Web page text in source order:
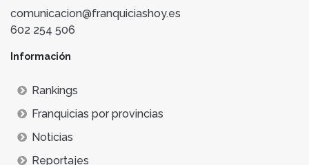
comunicacion@franquiciashoy.es
602 254 506
Información
Rankings
Franquicias por provincias
Noticias
Reportajes